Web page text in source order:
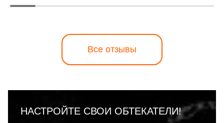
Все отзывы
НАСТРОЙТЕ СВОИ ОБТЕКАТЕЛИ!